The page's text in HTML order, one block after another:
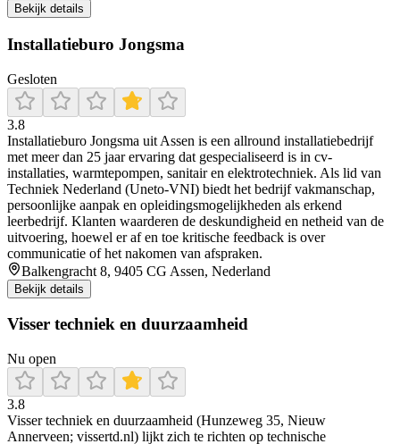
Bekijk details
Installatieburo Jongsma
Gesloten
3.8
Installatieburo Jongsma uit Assen is een allround installatiebedrijf
met meer dan 25 jaar ervaring dat gespecialiseerd is in cv-
installaties, warmtepompen, sanitair en elektrotechniek. Als lid van
Techniek Nederland (Uneto‑VNI) biedt het bedrijf vakmanschap,
persoonlijke aanpak en opleidingsmogelijkheden als erkend
leerbedrijf. Klanten waarderen de deskundigheid en netheid van de
uitvoering, hoewel er af en toe kritische feedback is over
communicatie of het nakomen van afspraken.
Balkengracht 8, 9405 CG Assen, Nederland
Bekijk details
Visser techniek en duurzaamheid
Nu open
3.8
Visser techniek en duurzaamheid (Hunzeweg 35, Nieuw
Annerveen; vissertd.nl) lijkt zich te richten op technische